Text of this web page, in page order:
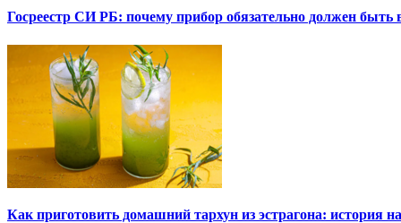
Госреестр СИ РБ: почему прибор обязательно должен быть
Как приготовить домашний тархун из эстрагона: история